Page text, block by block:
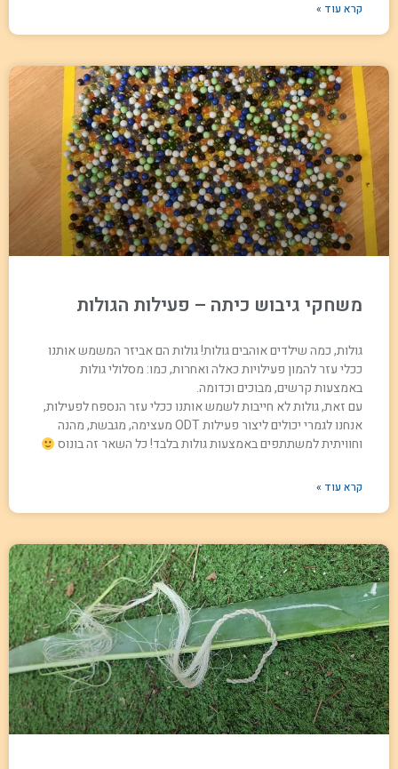
קרא עוד »
משחקי גיבוש כיתה – פעילות הגולות
גולות, כמה שילדים אוהבים גולות! גולות הם אביזר המשמש אותנו
ככלי עזר להמון פעילויות כאלה ואחרות, כמו: מסלולי גולות
באמצעות קרשים, מבוכים וכדומה.
עם זאת, גולות לא חייבות לשמש אותנו ככלי עזר הנספח לפעילות,
אנחנו לגמרי יכולים ליצור פעילות ODT מעצימה, מגבשת, מהנה
וחוויתית למשתתפים באמצעות גולות בלבד! כל השאר זה בונוס
קרא עוד »